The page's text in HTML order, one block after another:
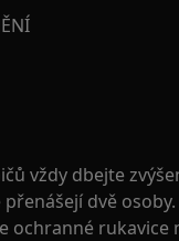
vždy dbejte
dvě
ochranné rukavice